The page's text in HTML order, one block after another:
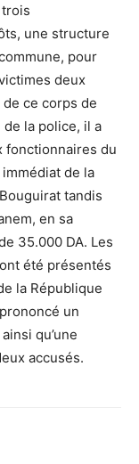
une structure
pour
deux
ce corps de
la police, il a
fonctionnaires du
de la
tandis
en sa
35.000 DA. Les
été présentés
la République
un
qu’une
accusés.